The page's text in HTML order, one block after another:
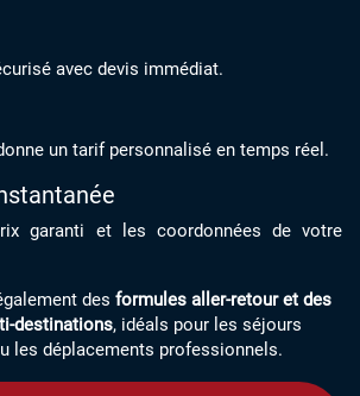
avec devis immédiat.
un tarif personnalisé en temps réel.
garanti et les coordonnées de votre
des formules aller-retour et des
destinations, idéals pour les séjours
les déplacements professionnels.